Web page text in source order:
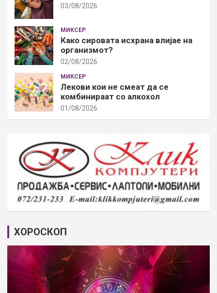
03/08/2026
МИКСЕР
Како сировата исхрана влијае на
организмот?
02/08/2026
МИКСЕР
Лекови кои не смеат да се
комбинираат со алкохол
01/08/2026
ХОРОСКОП